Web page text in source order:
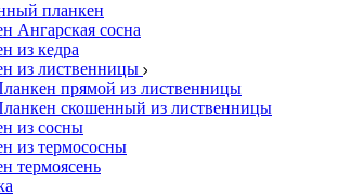
планкен
Ангарская сосна
из кедра
из лиственницы
прямой из лиственницы
скошенный из лиственницы
из сосны
из термососны
термоясень